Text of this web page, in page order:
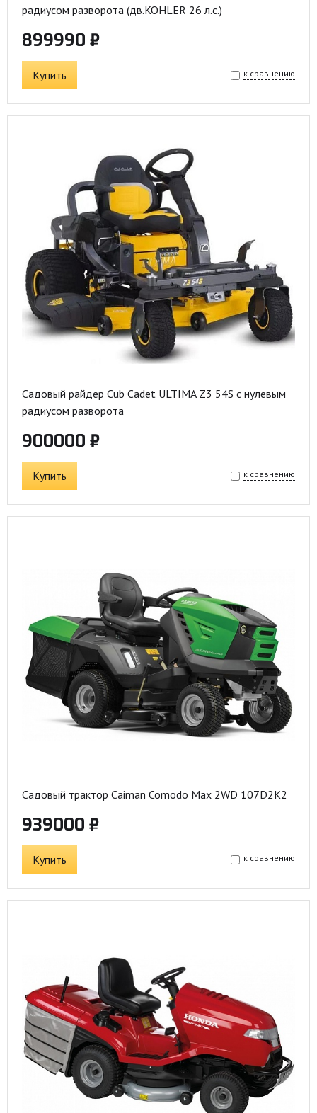
радиусом разворота (дв.KOHLER 26 л.с.)
899990 ₽
Купить к сравнению
Садовый райдер Cub Cadet ULTIMA Z3 54S с нулевым
радиусом разворота
900000 ₽
Купить к сравнению
Садовый трактор Caiman Comodo Max 2WD 107D2K2
939000 ₽
Купить к сравнению